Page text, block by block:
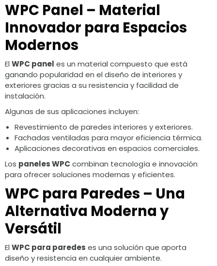
WPC Panel – Material
Innovador para Espacios
Modernos
El WPC panel es un material compuesto que está
ganando popularidad en el diseño de interiores y
exteriores gracias a su resistencia y facilidad de
instalación.
Algunas de sus aplicaciones incluyen:
Revestimiento de paredes interiores y exteriores.
Fachadas ventiladas para mayor eficiencia térmica.
Aplicaciones decorativas en espacios comerciales.
Los paneles WPC combinan tecnología e innovación
para ofrecer soluciones modernas y eficientes.
WPC para Paredes – Una
Alternativa Moderna y
Versátil
El WPC para paredes es una solución que aporta
diseño y resistencia en cualquier ambiente.